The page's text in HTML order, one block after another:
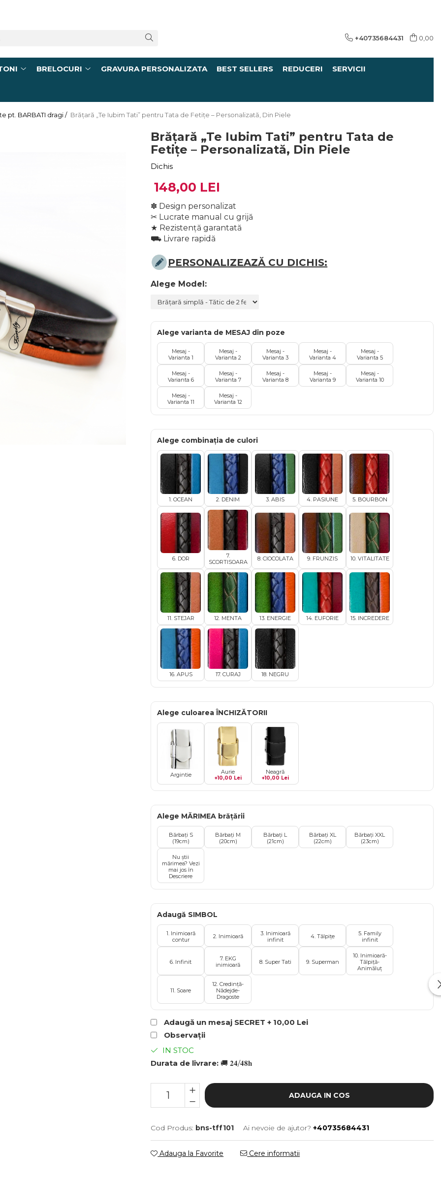
+40735684431 0,00
BRELOCURI GRAVURA PERSONALIZATA BEST SELLERS REDUCERI SERVICII
pt. BARBATI dragi / Brățară „Te Iubim Tati” pentru Tata de Fetițe – Personalizată, Din Piele
Brățară „Te Iubim Tati” pentru Tata de
Fetițe – Personalizată, Din Piele
Dichis
148,00 LEI
✽ Design personalizat
✂︎ Lucrate manual cu grijă
★ Rezistență garantată
⛟ Livrare rapidă
PERSONALIZEAZĂ CU DICHIS:
Alege Model:
Alege varianta de MESAJ din poze
Mesaj -
Varianta 1
Mesaj -
Varianta 2
Mesaj -
Varianta 3
Mesaj -
Varianta 4
Mesaj -
Varianta 5
Mesaj -
Varianta 6
Mesaj -
Varianta 7
Mesaj -
Varianta 8
Mesaj -
Varianta 9
Mesaj -
Varianta 10
Mesaj -
Varianta 11
Mesaj -
Varianta 12
Alege combinația de culori
1. OCEAN 2. DENIM 3. ABIS 4. PASIUNE 5. BOURBON
6. DOR
7.
SCORTISOARA
8. CIOCOLATA 9. FRUNZIS 10. VITALITATE
11. STEJAR 12. MENTA 13. ENERGIE 14. EUFORIE 15. INCREDERE
16. APUS 17. CURAJ 18. NEGRU
Alege culoarea ÎNCHIZĂTORII
Argintie Aurie
+10,00 Lei
Neagră
+10,00 Lei
Alege MĂRIMEA brățării
Bărbați S
(19cm)
Bărbați M
(20cm)
Bărbați L
(21cm)
Bărbați XL
(22cm)
Bărbați XXL
(23cm)
Nu știi
mărimea? Vezi
mai jos în
Descriere
Adaugă SIMBOL
1. Inimioară
contur
2. Inimioară
3. Inimioară
infinit
4. Tălpițe
5. Family
infinit
6. Infinit
7. EKG
inimioară
8. Super Tati 9. Superman
10. Inimioară-
Tălpiță-
Animăluț
11. Soare
12. Credință-
Nădejde-
Dragoste
Adaugă un mesaj SECRET + 10,00 Lei
Observații
IN STOC
Durata de livrare: 🚚 𝟐𝟒/𝟒𝟖𝐡
ADAUGA IN COS
Cod Produs: bns-tff101 Ai nevoie de ajutor? +40735684431
Adauga la Favorite Cere informatii